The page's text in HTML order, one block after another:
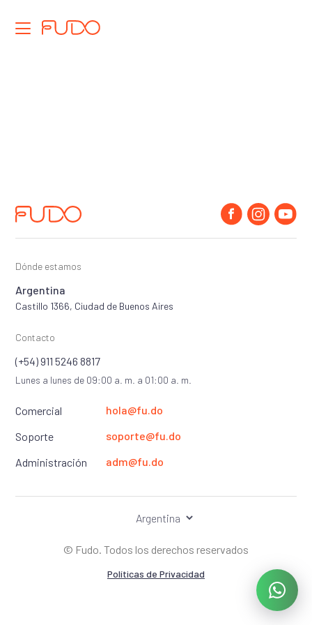
Terminal Fudo
Centro de Ayuda
Blog
PROBAR GRATIS
INICIAR SESIÓN
Dónde estamos
Argentina
Castillo 1366, Ciudad de Buenos Aires
Contacto
(+54) 911 5246 8817
Lunes a lunes de 09:00 a. m. a 01:00 a. m.
Comercial
hola@fu.do
Soporte
soporte@fu.do
Administración
adm@fu.do
© Fudo. Todos los derechos reservados
Políticas de Privacidad